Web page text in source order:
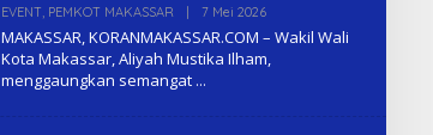
EVENT, PEMKOT MAKASSAR 7 Mei 2026O
H
M
MAKASSAR, KORANMAKASSAR.COM – Wakil Wali
Kota Makassar, Aliyah Mustika Ilham,
menggaungkan semangat